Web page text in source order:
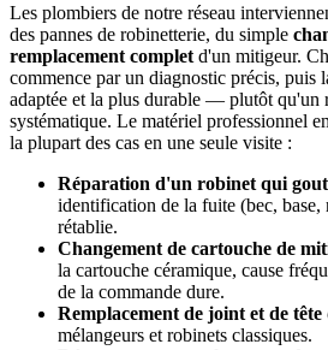
Les plombiers de notre réseau
des pannes de robinetterie, du simple
remplacement complet d'un mitigeur.
commence par un diagnostic précis, puis
adaptée et la plus durable — plutôt qu'un
systématique. Le matériel professionnel
la plupart des cas en une seule visite :
Réparation d'un robinet qui
identification de la fuite (bec, base,
rétablie.
Changement de cartouche de
la cartouche céramique, cause
de la commande dure.
Remplacement de joint et de
mélangeurs et robinets classiques.